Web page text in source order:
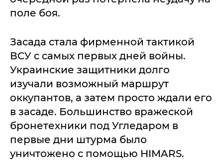
поле боя.
Засада стала фирменной тактикой
ВСУ с самых первых дней войны.
Украинские защитники долго
изучали возможный маршрут
оккупантов, а затем просто ждали его
в засаде. Большинство вражеской
бронетехники под Угледаром в
первые дни штурма было
уничтожено с помощью HIMARS.